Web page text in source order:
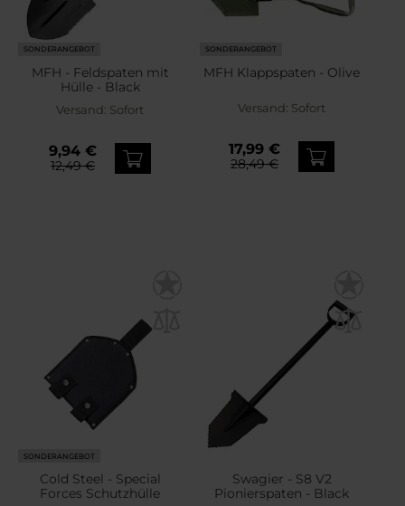
SONDERANGEBOT
MFH - Feldspaten mit
Hülle - Black
Versand: Sofort
9,94 €
12,49 €
SONDERANGEBOT
MFH Klappspaten - Olive
Versand: Sofort
17,99 €
28,49 €
SONDERANGEBOT
Cold Steel - Special
Forces Schutzhülle
Swagier - S8 V2
Pionierspaten - Black